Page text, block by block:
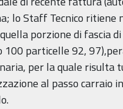
lo Staff Tecnico ritiene
porzione di fascia
100 particelle 92,
per la quale risulta
al passo carraio